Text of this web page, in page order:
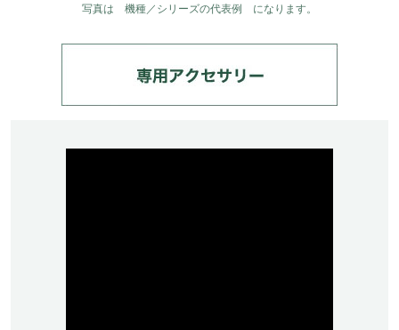
写真は 機種／シリーズの代表例 になります。